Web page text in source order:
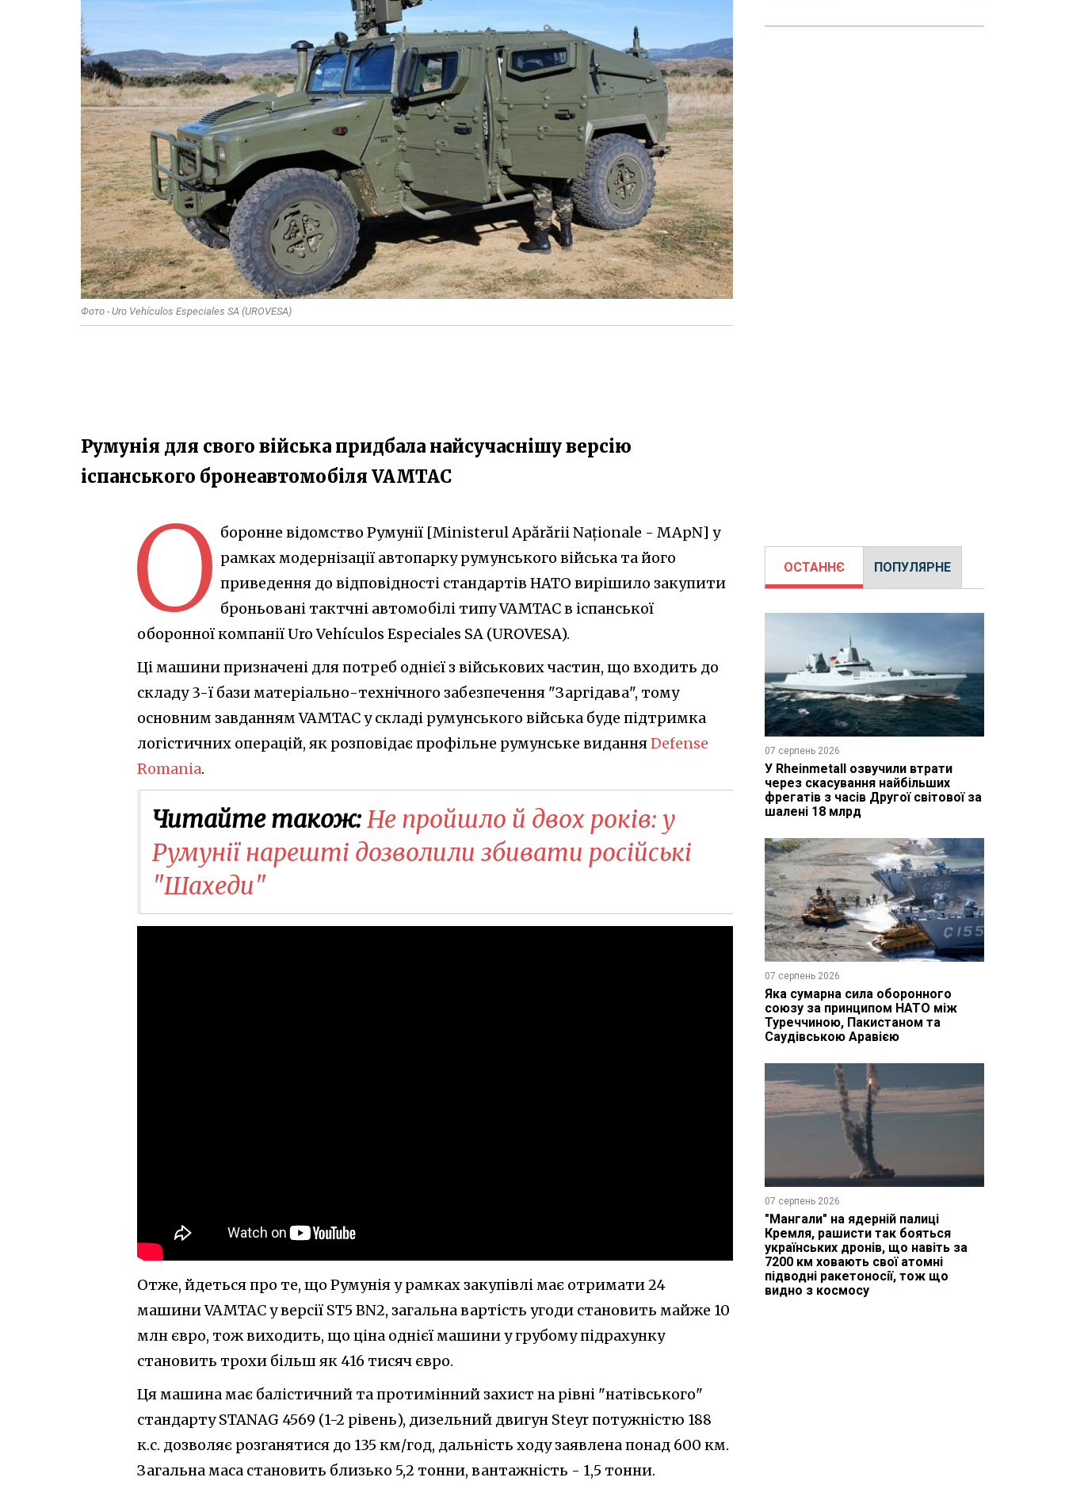
Фото - Uro Vehículos Especiales SA (UROVESA)
Румунія для свого війська придбала найсучаснішу версію
іспанського бронеавтомобіля VAMTAC
О боронне відомство Румунії [Ministerul Apărării Naționale - MApN] у
рамках модернізації автопарку румунського війська та його
приведення до відповідності стандартів НАТО вирішило закупити
броньовані тактчні автомобілі типу VAMTAC в іспанської
оборонної компанії Uro Vehículos Especiales SA (UROVESA).
Ці машини призначені для потреб однієї з військових частин, що входить до
складу 3-ї бази матеріально-технічного забезпечення "Заргідава", тому
основним завданням VAMTAC у складі румунського війська буде підтримка
логістичних операцій, як розповідає профільне румунське виданняDefense
Romania.
Читайте також:Не пройшло й двох років: у
Румунії нарешті дозволили збивати російські
"Шахеди"
Отже, йдеться про те, що Румунія у рамках закупівлі має отримати 24
машини VAMTAC у версії ST5 BN2, загальна вартість угоди становить майже 10
млн євро, тож виходить, що ціна однієї машини у грубому підрахунку
становить трохи більш як 416 тисяч євро.
Ця машина має балістичний та протимінний захист на рівні "натівського"
стандарту STANAG 4569 (1-2 рівень), дизельний двигун Steyr потужністю 188
к.с. дозволяє розганятися до 135 км/год, дальність ходу заявлена понад 600 км.
Загальна маса становить близько 5,2 тонни, вантажність - 1,5 тонни.
ОСТАННЄ ПОПУЛЯРНЕ
07 серпень 2026
У Rheinmetall озвучили втрати
через скасування найбільших
фрегатів з часів Другої світової за
шалені 18 млрд
07 серпень 2026
Яка сумарна сила оборонного
союзу за принципом НАТО між
Туреччиною, Пакистаном та
Саудівською Аравією
07 серпень 2026
"Мангали" на ядерній палиці
Кремля, рашисти так бояться
українських дронів, що навіть за
7200 км ховають свої атомні
підводні ракетоносії, тож що
видно з космосу